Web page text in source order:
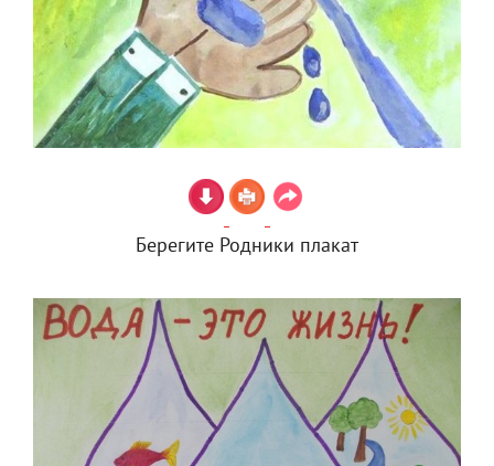
Берегите Родники плакат